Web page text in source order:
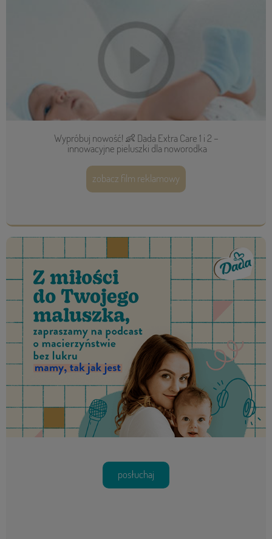
Wypróbuj nowość! 👶 Dada Extra Care 1 i 2 –
innowacyjne pieluszki dla noworodka
zobacz film reklamowy
posłuchaj